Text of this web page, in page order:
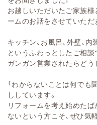
お越しいただいたご家族様
ームのお話をさせていただ
キッチン、お風呂、外壁、
というふわっとしたご相談
ガンガン営業されたらど
「わからないことは何でも
ししています。
リフォームを考え始めた
ないという方こそ、ぜひ気